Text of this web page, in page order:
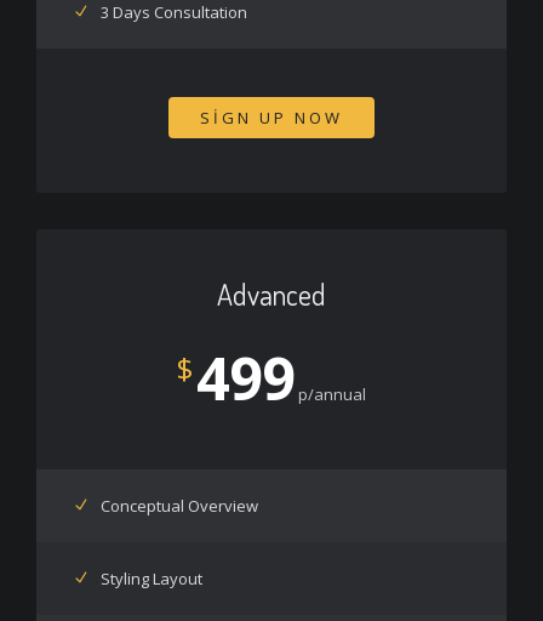
3 Days Consultation
SIGN UP NOW
Advanced
$499p/annual
Conceptual Overview
Styling Layout